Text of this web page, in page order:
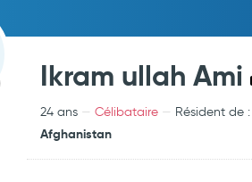
Ikram ullah Ami
24 ans Célibataire Résident de :
Afghanistan